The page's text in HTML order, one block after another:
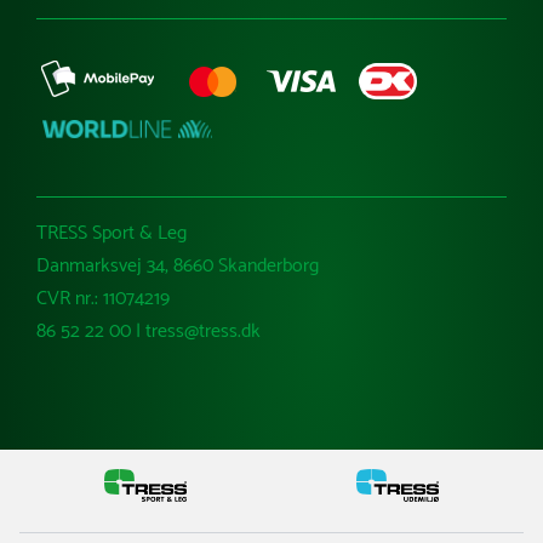
TRESS Sport & Leg
Danmarksvej 34, 8660 Skanderborg
CVR nr.: 11074219
86 52 22 00 | tress@tress.dk